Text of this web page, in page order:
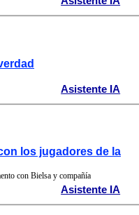
Asistente IA
los jugadores de la
con Bielsa y compañía
Asistente IA